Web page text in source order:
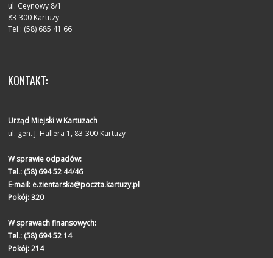
ul. Ceynowy 8/1
83-300 Kartuzy
Tel.: (58) 685 41 66
KONTAKT:
Urząd Miejski w Kartuzach
ul. gen. J. Hallera 1, 83-300 Kartuzy
W sprawie odpadów:
Tel.: (58) 694 52 44/46
E-mail: e.zientarska@poczta.kartuzy.pl
Pokój: 320
W sprawach finansowych:
Tel.: (58) 694 52 14
Pokój: 214